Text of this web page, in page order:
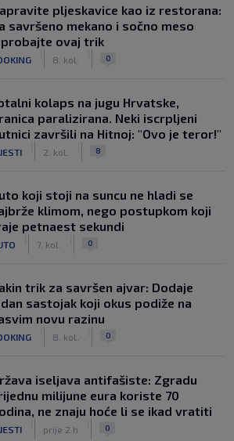
pljeskavice kao iz restorana:
savršeno mekano i sočno meso
ovaj trik
8. kol. 0
kolaps na jugu Hrvatske,
paralizirana. Neki iscrpljeni
završili na Hitnoj: "Ovo je teror!"
2. kol. 8
koji stoji na suncu ne hladi se
klimom, nego postupkom koji
petnaest sekundi
7. kol. 0
trik za savršen ajvar: Dodaje
sastojak koji okus podiže na
novu razinu
8. kol. 0
iseljava antifašiste: Zgradu
milijune eura koriste 70
ne znaju hoće li se ikad vratiti
prije 2 h 0